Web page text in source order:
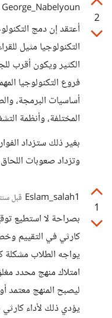
2
George_Nabelyoun
أعتقد إن دمج
التكنولوجيا مثيل
الكثير ويكون أقرب
فروع التكنولوجيا
أساسيات البرمجة،
المختلفة، وأنظمة
بغير ذلك ستزداد
وتزداد صعوبات
1
Eslam_salah1 قبل
بصراحة لا استطيع
كارثي في التقييم
يواجه الطلاب
امتلاك منهج محدد
ليصبح المنهج معتمد
يؤدي ذلك لأداء